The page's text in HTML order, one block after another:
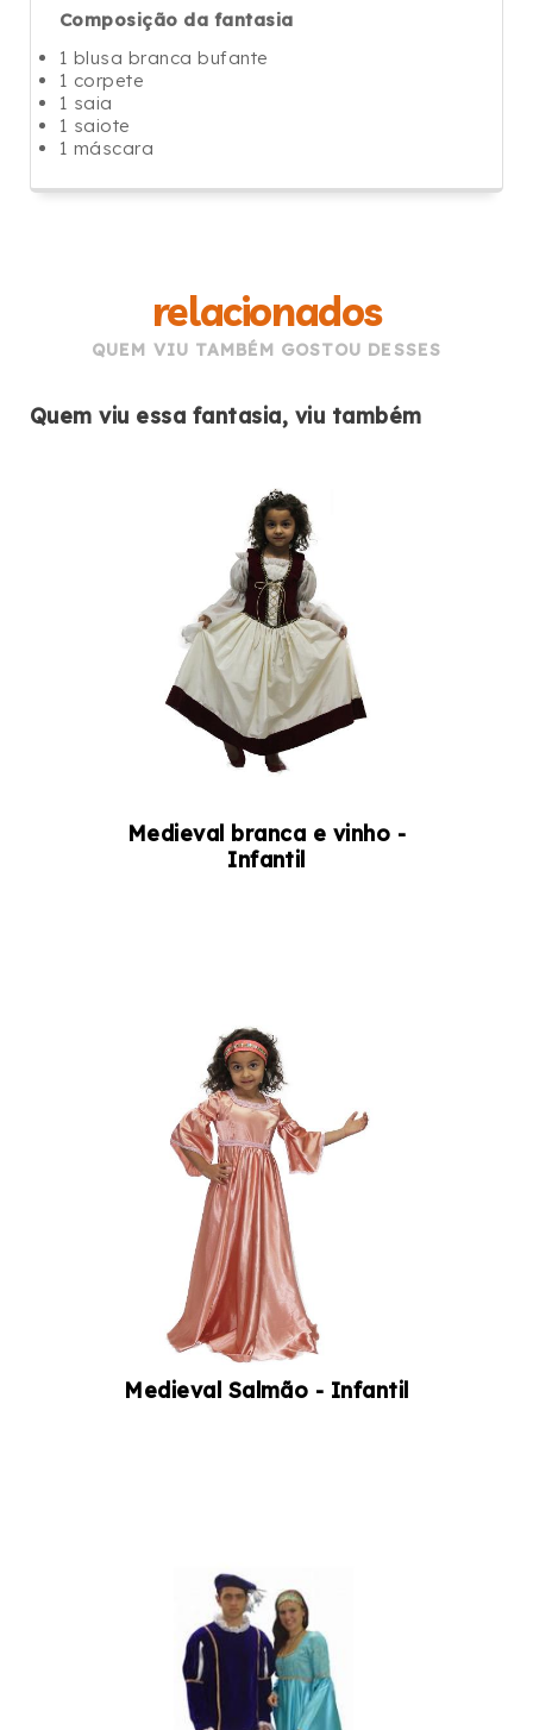
Composição da fantasia
1 blusa branca bufante
1 corpete
1 saia
1 saiote
1 máscara
relacionados
QUEM VIU TAMBÉM GOSTOU DESSES
Quem viu essa fantasia, viu também
Medieval branca e vinho -
Infantil
Medieval Salmão - Infantil